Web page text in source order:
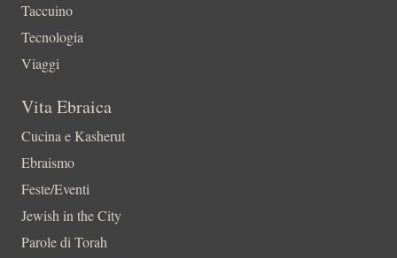
Taccuino
Tecnologia
Viaggi
Vita Ebraica
Cucina e Kasherut
Ebraismo
Feste/Eventi
Jewish in the City
Parole di Torah